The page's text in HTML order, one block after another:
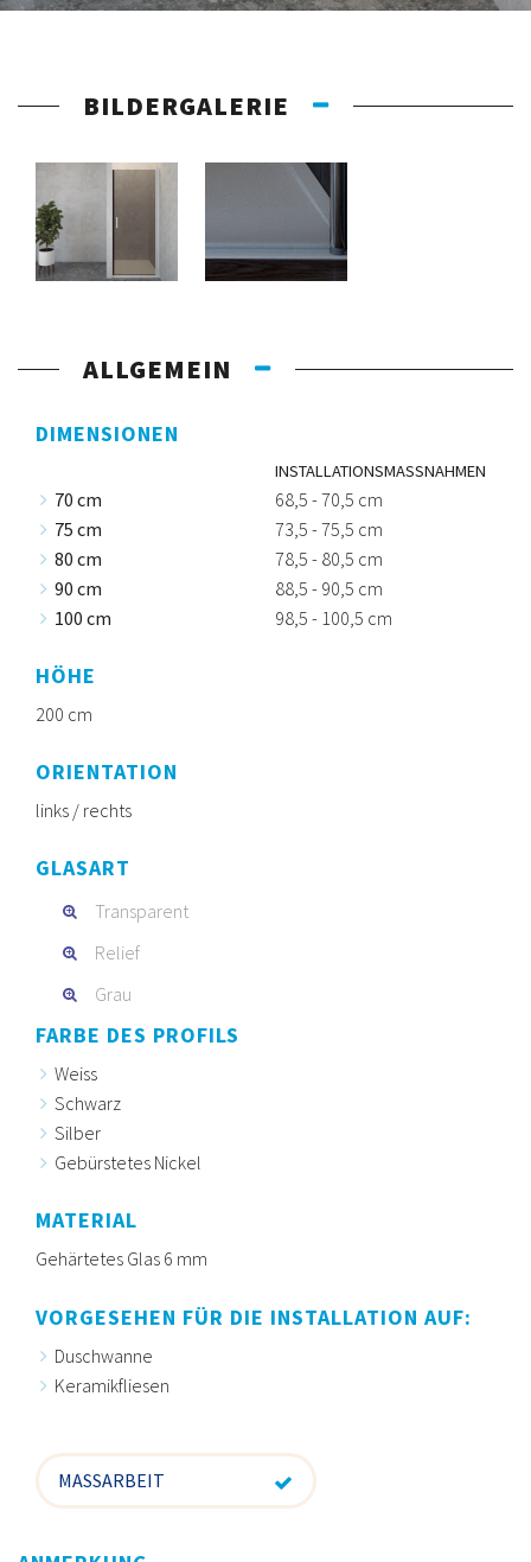
BILDERGALERIE
ALLGEMEIN
DIMENSIONEN
INSTALLATIONSMASSNAHMEN
70 cm
68,5 - 70,5 cm
75 cm
73,5 - 75,5 cm
80 cm
78,5 - 80,5 cm
90 cm
88,5 - 90,5 cm
100 cm
98,5 - 100,5 cm
HÖHE
200 cm
ORIENTATION
links / rechts
GLASART
Transparent
Relief
Grau
FARBE DES PROFILS
Weiss
Schwarz
Silber
Gebürstetes Nickel
MATERIAL
Gehärtetes Glas 6 mm
VORGESEHEN FÜR DIE INSTALLATION AUF:
Duschwanne
Keramikfliesen
MASSARBEIT